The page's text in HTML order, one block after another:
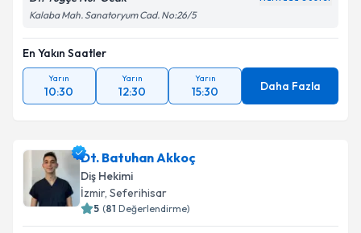
Kalaba Mah. Sanatoryum Cad. No:26/5
En Yakın Saatler
Yarın
10:30
Yarın
12:30
Yarın
15:30 Daha Fazla
Dt. Batuhan Akkoç
Diş Hekimi
İzmir, Seferihisar
5 (81 Değerlendirme)